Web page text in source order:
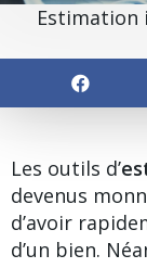
Les outils d’
devenus
d’avoir
d’un bien.